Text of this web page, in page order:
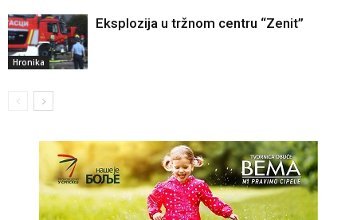
Hronika
Eksplozija u tržnom centru “Zenit”